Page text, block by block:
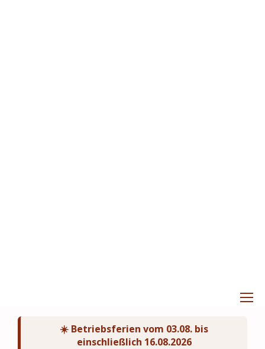
☀️ Betriebsferien vom 03.08. bis
einschließlich 16.08.2026